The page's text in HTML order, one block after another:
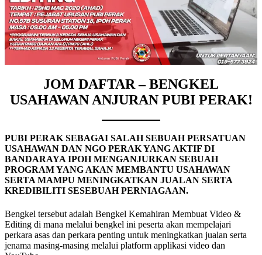
JOM DAFTAR – BENGKEL
USAHAWAN ANJURAN PUBI PERAK!
PUBI PERAK SEBAGAI SALAH SEBUAH PERSATUAN
USAHAWAN DAN NGO PERAK YANG AKTIF DI
BANDARAYA IPOH MENGANJURKAN SEBUAH
PROGRAM YANG AKAN MEMBANTU USAHAWAN
SERTA MAMPU MENINGKATKAN JUALAN SERTA
KREDIBILITI SESEBUAH PERNIAGAAN.
Bengkel tersebut adalah Bengkel Kemahiran Membuat Video &
Editing di mana melalui bengkel ini peserta akan mempelajari
perkara asas dan perkara penting untuk meningkatkan jualan serta
jenama masing-masing melalui platform applikasi video dan